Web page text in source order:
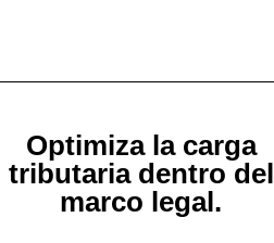
Optimiza la carga
tributaria dentro del
marco legal.